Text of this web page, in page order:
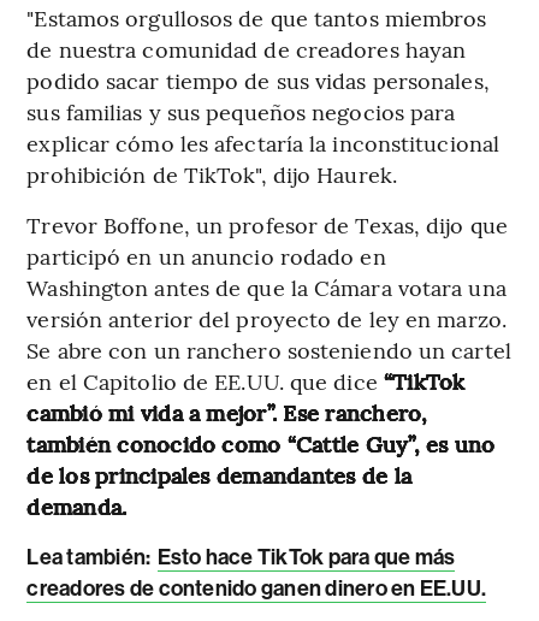
"Estamos orgullosos de que tantos miembros
de nuestra comunidad de creadores hayan
podido sacar tiempo de sus vidas personales,
sus familias y sus pequeños negocios para
explicar cómo les afectaría la inconstitucional
prohibición de TikTok", dijo Haurek.
Trevor Boffone, un profesor de Texas, dijo que
participó en un anuncio rodado en
Washington antes de que la Cámara votara una
versión anterior del proyecto de ley en marzo.
Se abre con un ranchero sosteniendo un cartel
en el Capitolio de EE.UU. que dice “TikTok
cambió mi vida a mejor”. Ese ranchero,
también conocido como “Cattle Guy”, es uno
de los principales demandantes de la
demanda.
Lea también: Esto hace TikTok para que más
creadores de contenido ganen dinero en EE.UU.